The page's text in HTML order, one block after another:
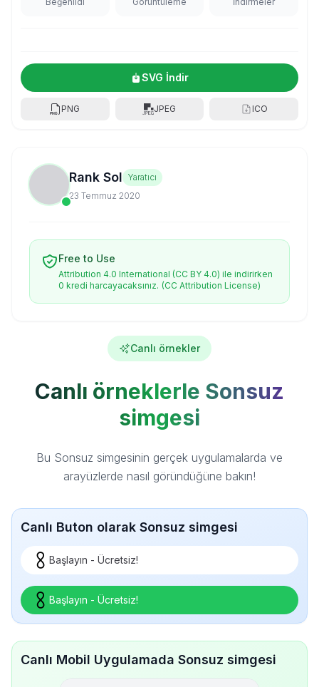
SVG İndir
PNG JPEG ICO
Rank Sol Yaratıcı
23 Temmuz 2020
Free to Use
Attribution 4.0 International (CC BY 4.0) ile indirirken
0 kredi harcayacaksınız. (CC Attribution License)
Canlı örnekler
Canlı örneklerle Sonsuz
simgesi
Bu Sonsuz simgesinin gerçek uygulamalarda ve
arayüzlerde nasıl göründüğüne bakın!
Canlı Buton olarak Sonsuz simgesi
Başlayın - Ücretsiz!
Başlayın - Ücretsiz!
Canlı Mobil Uygulamada Sonsuz simgesi